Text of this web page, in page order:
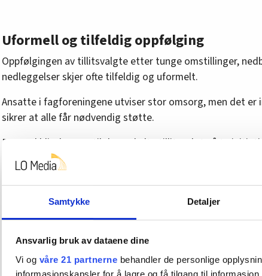
Samtykke Detaljer
Ansvarlig bruk av dataene dine
Vi og våre 21 partnerne behandler de personlige
informasjonskapsler for å lagre og få tilgang til
Uformell og tilfeldig oppfølging
Oppfølgingen av tillitsvalgte etter tunge omstillinger,
nedleggelser skjer ofte tilfeldig og uformelt.
Ansatte i fagforeningene utviser stor omsorg, men det er
sikrer at alle får nødvendig støtte.
Dermed blir det opp til den enkelte tillitsvalgte å ta
til at mange sliter i stillhet – ofte lenge etter at den
over.
Faller mellom to stoler
Arbeidsmiljøloven gir lederen ansvar for helse, miljø og
lederen selv er berørt av omstilling, faller oppfølgingen